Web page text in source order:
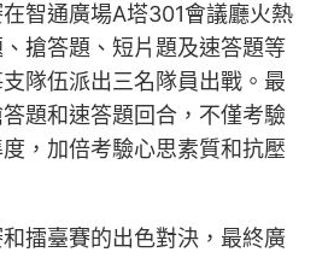
智通廣場A塔301會議廳火熱
搶答題、短片題及速答題等
隊伍派出三名隊員出戰。最
題和速答題回合，不僅考驗
，加倍考驗心思素質和抗壓
擂臺賽的出色對決，最終廣